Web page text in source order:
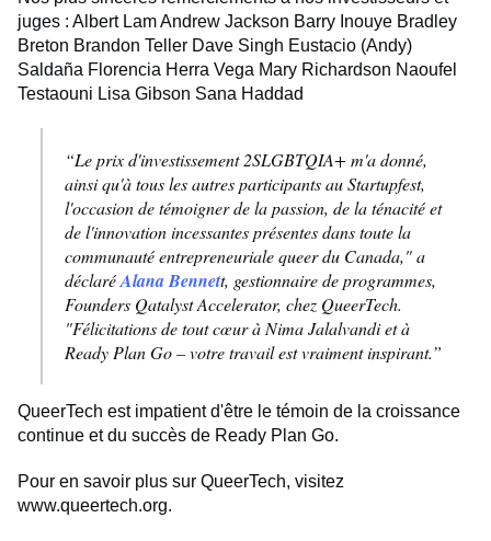
juges : Albert Lam Andrew Jackson Barry Inouye Bradley
Breton Brandon Teller Dave Singh Eustacio (Andy)
Saldaña Florencia Herra Vega Mary Richardson Naoufel
Testaouni Lisa Gibson Sana Haddad
“Le prix d'investissement 2SLGBTQIA+ m'a donné,
ainsi qu'à tous les autres participants au Startupfest,
l'occasion de témoigner de la passion, de la ténacité et
de l'innovation incessantes présentes dans toute la
communauté entrepreneuriale queer du Canada," a
déclaréAlana Bennett, gestionnaire de programmes,
Founders Qatalyst Accelerator, chez QueerTech.
"Félicitations de tout cœur à Nima Jalalvandi et à
Ready Plan Go – votre travail est vraiment inspirant.”
QueerTech est impatient d'être le témoin de la croissance
continue et du succès de Ready Plan Go.
Pour en savoir plus sur QueerTech, visitez
www.queertech.org.